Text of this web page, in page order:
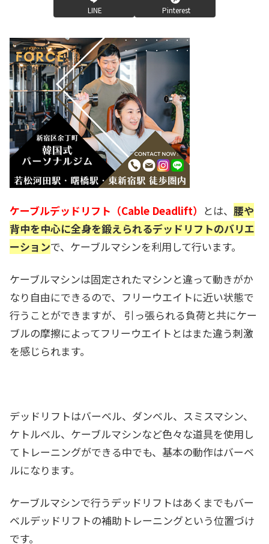
LINE Pinterest
ケーブルデッドリフト（Cable Deadlift） とは、 腰や
背中を中心に全身を鍛えられるデッドリフトのバリエ
ーションで、ケーブルマシンを利用して行います。
ケーブルマシンは固定されたマシンと違って動きがか
なり自由にできるので、フリーウエイトに近い状態で
行うことができますが、 引っ張られる負荷と共にケー
ブルの摩擦によってフリーウエイトとはまた違う刺激
を感じられます。
デッドリフトはバーベル、ダンベル、スミスマシン、
ケトルベル、ケーブルマシンなど色々な道具を使用し
てトレーニングができる中でも、 基本の動作はバーベ
ルになります。
ケーブルマシンで行うデッドリフトはあくまでもバー
ベルデッドリフトの補助トレーニングという位置づけ
です。